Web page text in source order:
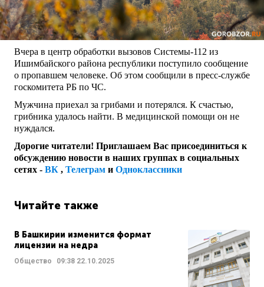
Вчера в центр обработки вызовов Системы-112 из
Ишимбайского района республики поступило сообщение
о пропавшем человеке. Об этом сообщили в пресс-службе
госкомитета РБ по ЧС.
Мужчина приехал за грибами и потерялся. К счастью,
грибника удалось найти. В медицинской помощи он не
нуждался.
Дорогие читатели! Приглашаем Вас присоединиться к
обсуждению новости в наших группах в социальных
сетях - ВК , Телеграм и Одноклассники
Читайте также
В Башкирии изменится формат
лицензии на недра
Общество 09:38 22.10.2025